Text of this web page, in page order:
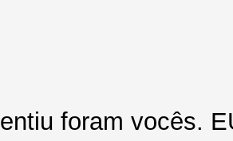
foram vocês.